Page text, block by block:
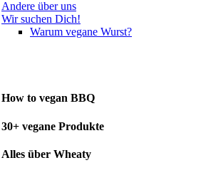
Andere über uns
Wir suchen Dich!
Warum vegane Wurst?
How to vegan BBQ
30+ vegane Produkte
Alles über Wheaty